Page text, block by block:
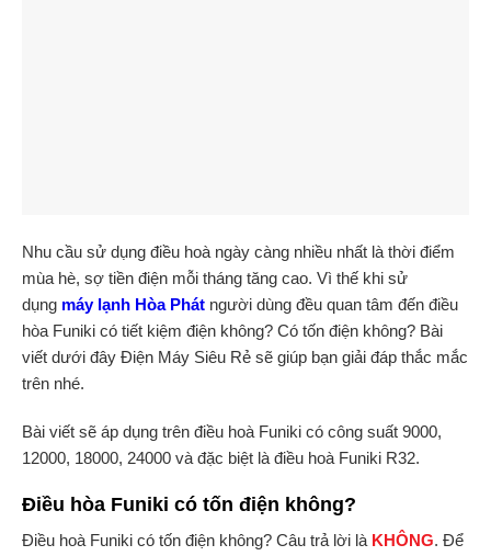
Nhu cầu sử dụng điều hoà ngày càng nhiều nhất là thời điểm
mùa hè, sợ tiền điện mỗi tháng tăng cao. Vì thế khi sử
dụng máy lạnh Hòa Phát người dùng đều quan tâm đến điều
hòa Funiki có tiết kiệm điện không? Có tốn điện không? Bài
viết dưới đây Điện Máy Siêu Rẻ sẽ giúp bạn giải đáp thắc mắc
trên nhé.
Bài viết sẽ áp dụng trên điều hoà Funiki có công suất 9000,
12000, 18000, 24000 và đặc biệt là điều hoà Funiki R32.
Điều hòa Funiki có tốn điện không?
Điều hoà Funiki có tốn điện không? Câu trả lời là KHÔNG. Để